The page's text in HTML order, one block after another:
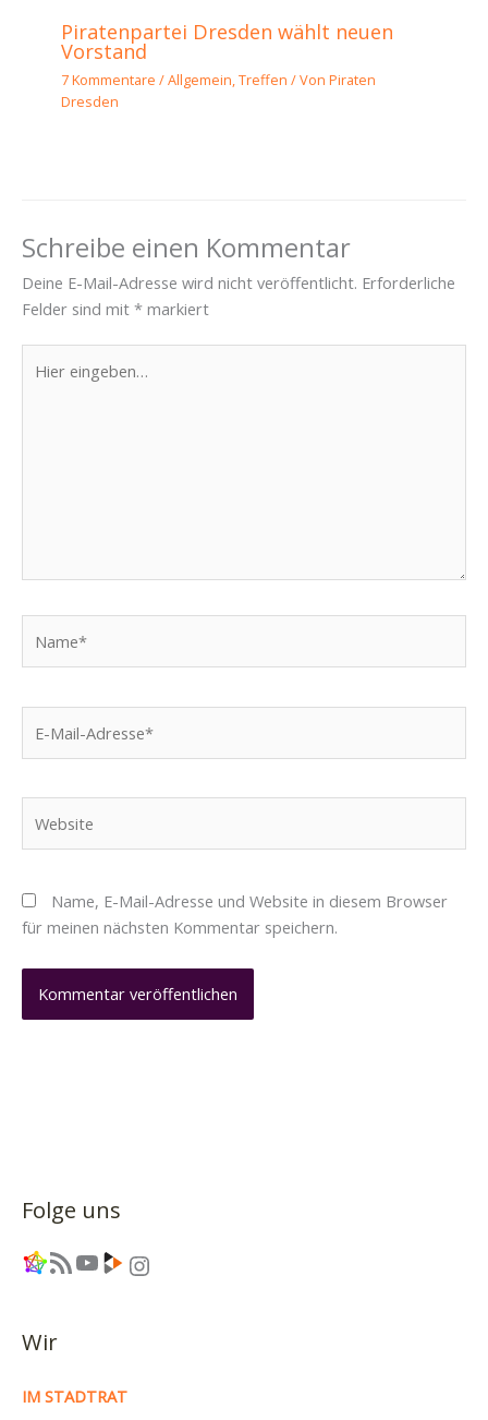
Piratenpartei Dresden wählt neuen
Vorstand
7 Kommentare /Allgemein,Treffen / VonPiraten
Dresden
Schreibe einen Kommentar
Deine E-Mail-Adresse wird nicht veröffentlicht. Erforderliche
Felder sind mit * markiert
eingeben…
Mail-
Name, E-Mail-Adresse und Website in diesem Browser
für meinen nächsten Kommentar speichern.
Folge uns
Link RSS-Feed YouTube Link Instagram
Wir
IM STADTRAT